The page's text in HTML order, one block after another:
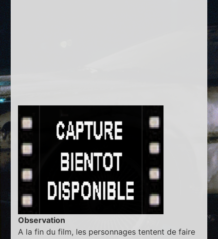
Observation
A la fin du film, les personnages tentent de faire